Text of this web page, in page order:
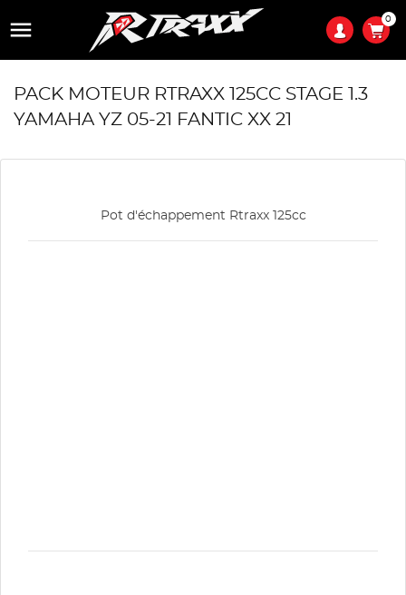
 0
PACK MOTEUR RTRAXX 125CC STAGE 1.3
YAMAHA YZ 05-21 FANTIC XX 21
Pot d'échappement Rtraxx 125cc